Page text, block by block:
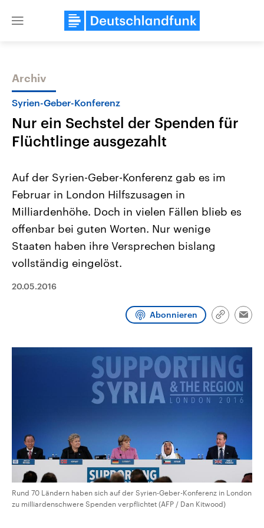
Close
Themen
Landtagswahl Sachsen-Anhalt
2026
Alle Informationen
Sachsen-Anhalt wählt am 6.
September 2026 einen neuen
Landtag. Seit 2021 wird das
Bundesland von einer Koalition aus
CDU, SPD und FDP regiert.-
Umfragen, Prognosen,
Wahlprogramme, aktuelle Berichte
und Kandidaten der anstehenden
USA
Aktuelle Beiträge,
Hintergründe
Wirtschaftlich und
gehören die Vereinigten
den mächtigsten Ländern
Archiv
Syrien-Geber-Konferenz
Nur ein Sechstel der Spenden für
Flüchtlinge ausgezahlt
Auf der Syrien-Geber-Konferenz gab es im
Februar in London Hilfszusagen in
Milliardenhöhe. Doch in vielen Fällen blieb es
offenbar bei guten Worten. Nur wenige
Staaten haben ihre Versprechen bislang
vollständig eingelöst.
20.05.2016
Abonnieren
Link
Rund 70 Ländern haben sich auf der Syrien-Geber-Konferenz in London
zu milliardenschwere Spenden verpflichtet (AFP / Dan Kitwood)